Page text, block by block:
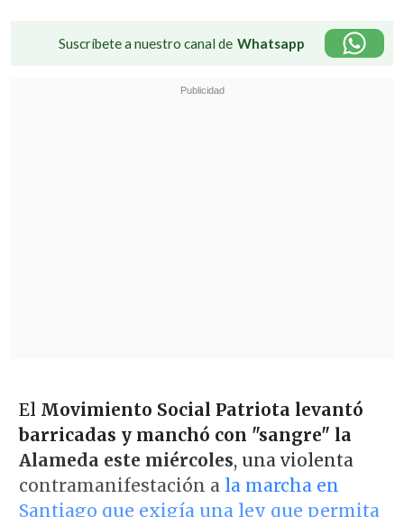
Suscríbete a nuestro canal de Whatsapp
El Movimiento Social Patriota levantó
barricadas y manchó con "sangre" la
Alameda este miércoles, una violenta
contramanifestación a la marcha en
Santiago que exigía una ley que permita